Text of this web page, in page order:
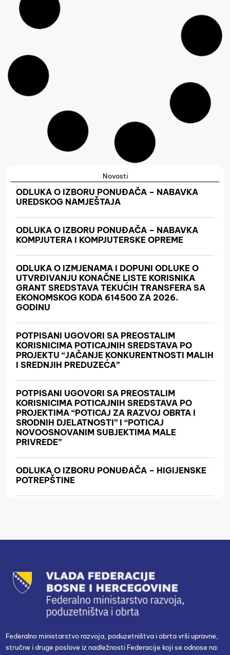
Novosti
ODLUKA O IZBORU PONUĐAČA – NABAVKA
UREDSKOG NAMJEŠTAJA
ODLUKA O IZBORU PONUĐAČA – NABAVKA
KOMPJUTERA I KOMPJUTERSKE OPREME
ODLUKA O IZMJENAMA I DOPUNI ODLUKE O
UTVRĐIVANJU KONAČNE LISTE KORISNIKA
GRANT SREDSTAVA TEKUĆIH TRANSFERA SA
EKONOMSKOG KODA 614500 ZA 2026.
GODINU
POTPISANI UGOVORI SA PREOSTALIM
KORISNICIMA POTICAJNIH SREDSTAVA PO
PROJEKTU “JAČANJE KONKURENTNOSTI MALIH
I SREDNJIH PREDUZEĆA”
POTPISANI UGOVORI SA PREOSTALIM
KORISNICIMA POTICAJNIH SREDSTAVA PO
PROJEKTIMA “POTICAJ ZA RAZVOJ OBRTA I
SRODNIH DJELATNOSTI” I “POTICAJ
NOVOOSNOVANIM SUBJEKTIMA MALE
PRIVREDE”
ODLUKA O IZBORU PONUĐAČA – HIGIJENSKE
POTREPŠTINE
Federalno ministarstvo razvoja, poduzetništva i obrta vrši upravne,
stručne i druge poslove iz nadležnosti Federacije koji se odnose na: